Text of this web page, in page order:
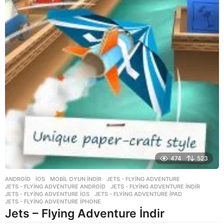
474 523
ANDROID ,İOS ,MOBIL OYUN INDIR JETS - FLYING ADVENTURE
JETS - FLYING ADVENTURE ANDROID
,JETS - FLYING ADVENTURE INDIR
JETS - FLYING ADVENTURE IOS
,JETS - FLYING ADVENTURE IPAD
JETS - FLYING ADVENTURE IPHONE
Jets – Flying Adventure İndir